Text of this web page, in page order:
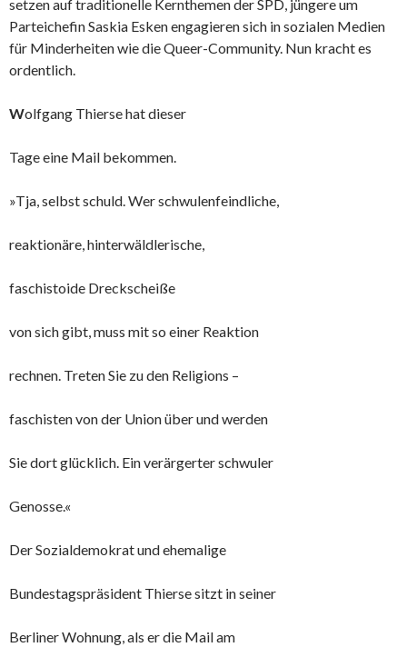
setzen auf traditionelle Kernthemen der SPD, jüngere um
Parteichefin Saskia Esken engagieren sich in sozialen Medien
für Minderheiten wie die Queer-Community. Nun kracht es
ordentlich.
Wolfgang Thierse hat dieser
Tage eine Mail bekommen.
»Tja, selbst schuld. Wer schwulenfeindliche,
reaktionäre, hinterwäldlerische,
faschistoide Dreckscheiße
von sich gibt, muss mit so einer Reaktion
rechnen. Treten Sie zu den Religions –
faschisten von der Union über und werden
Sie dort glücklich. Ein verärgerter schwuler
Genosse.«
Der Sozialdemokrat und ehemalige
Bundestagspräsident Thierse sitzt in seiner
Berliner Wohnung, als er die Mail am